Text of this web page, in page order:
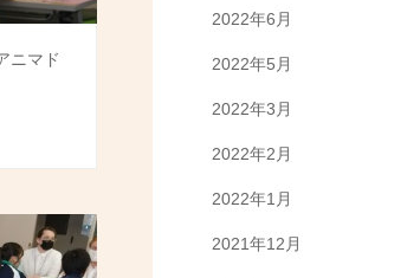
ニマド
2022年6月
2022年5月
2022年3月
2022年2月
2022年1月
2021年12月